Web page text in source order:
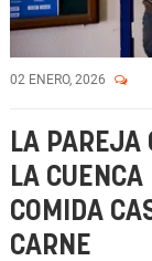
02 ENERO, 2026
LA PAREJA
LA
COMIDA
CARNE